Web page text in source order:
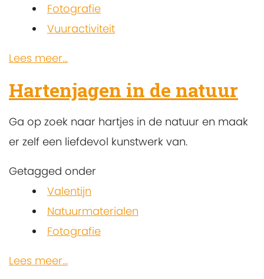
Fotografie
Vuuractiviteit
Lees meer...
Hartenjagen in de natuur
Ga op zoek naar hartjes in de natuur en maak
er zelf een liefdevol kunstwerk van.
Getagged onder
Valentijn
Natuurmaterialen
Fotografie
Lees meer...